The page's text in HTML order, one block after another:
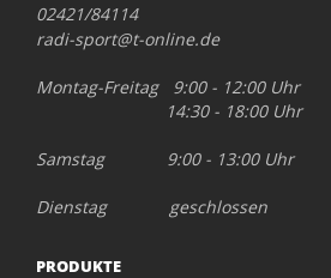
02421/84114
radi-sport@t-online.de
Montag-Freitag 9:00 - 12:00 Uhr
14:30 - 18:00 Uhr
Samstag 9:00 - 13:00 Uhr
Dienstag geschlossen
PRODUKTE